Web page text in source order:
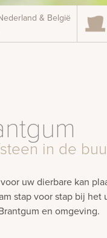
& België
in de
voor uw dierbare kan
stap voor stap bij
en omgeving.